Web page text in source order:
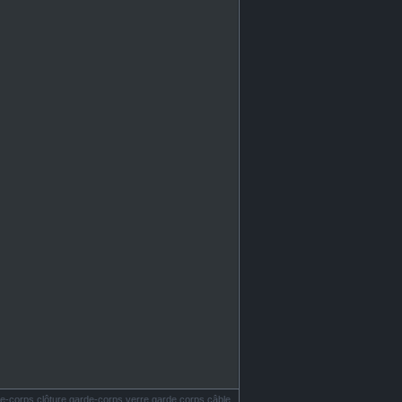
corps clôture garde-corps verre garde corps câble